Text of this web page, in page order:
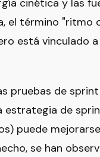
el término "ritmo
está vinculado
pruebas de
estrategia de
puede
se han